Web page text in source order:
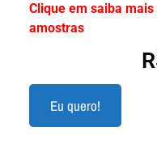
Clique em saiba
amostras
Eu quero!